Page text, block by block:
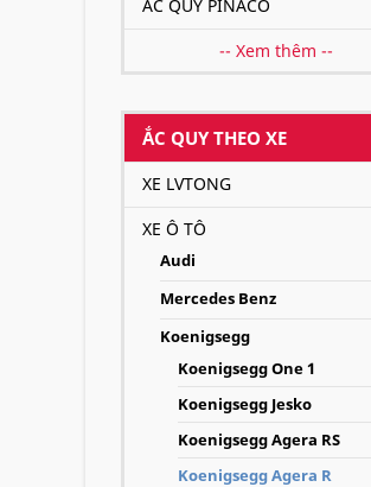
ẮC QUY PINACO
-- Xem thêm --
ẮC QUY THEO XE
XE LVTONG
XE Ô TÔ
Audi
Mercedes Benz
Koenigsegg
Koenigsegg One 1
Koenigsegg Jesko
Koenigsegg Agera RS
Koenigsegg Agera R